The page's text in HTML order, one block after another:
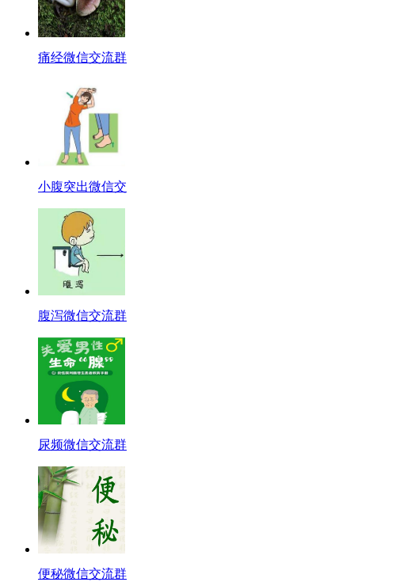
痛经微信交流群
小腹突出微信交
腹泻微信交流群
尿频微信交流群
便秘微信交流群